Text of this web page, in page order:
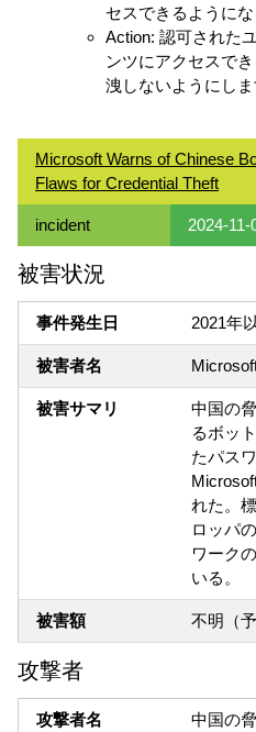
セスできるように
Action: 認可された
ンツにアクセスで
洩しないようにしま
Microsoft Warns of Chinese
Flaws for Credential Theft
incident 2024-11-
被害状況
事件発生日 2021年
被害者名
被害サマリ
中国の
るボッ
たパス
れた。
ロッパ
ワーク
いる。
被害額 不明（予
攻撃者
攻撃者名
中国の